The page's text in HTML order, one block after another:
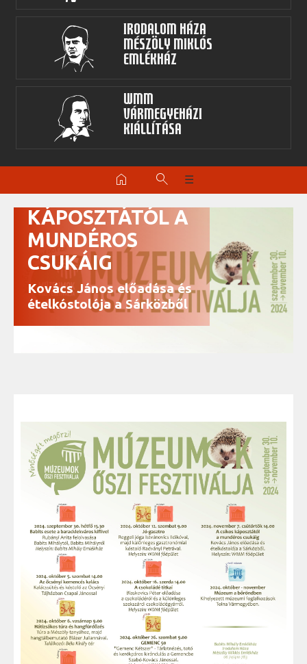
Irodalom Háza
Mészöly Miklós
Emlékház
WMM
Vármegyeházi
kiállítása
home search ☰
A CSÍKOS
KÁPOSZTÁTÓL A
MUNDÉROS
CSUKÁIG
Kovács János előadása és
ételkóstolója a Sárközből